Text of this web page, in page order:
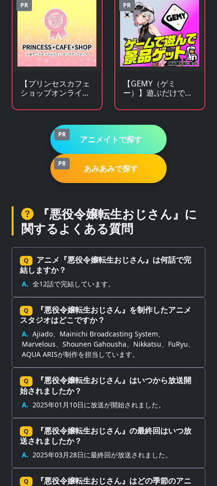
PR
【プリンセスカフェ
ショップオンライ
クターグッズの通販
PR
【GEMY（ゲミ
ー）】遊ぶだけで景
ゲームサービス
PR アニメイトで探す
PR あみあみで探す
『悪役令嬢転生おじさん』に
関するよくある質問
Q
アニメ『悪役令嬢転生おじさん』は何話で完
結しますか？
A. 全12話で完結しています。
Q
『悪役令嬢転生おじさん』を制作したアニメ
スタジオはどこですか？
A. Ajiado、Mainichi Broadcasting System、
Marvelous、Shounen Gahousha、Nikkatsu、FuRyu、
AQUA ARISが制作を担当しています。
Q
『悪役令嬢転生おじさん』はいつから放送開
始されましたか？
A. 2025年01月10日に放送が開始されました。
Q
『悪役令嬢転生おじさん』の最終回はいつ放
送されましたか？
A. 2025年03月28日に最終回が放送されました。
Q
『悪役令嬢転生おじさん』はどの季節のアニ